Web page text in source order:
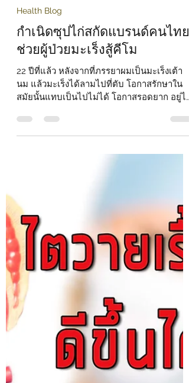
Dr.Pisit
1 min read
Health Blog